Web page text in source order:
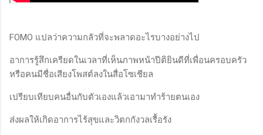
FOMO แปลว่าความกลัวที่จะพลาดอะไรบางอย่างไป
อาการรู้สึกเครียดในเวลาที่เห็นภาพหน้าปีติยินดีที่เพื่อนครอบครัว
หรือคนมีชื่อเสียงโพสต์ลงในสื่อโซเชียล
เปรียบเทียบคนอื่นกับตัวเองแล้วเอามาทำร้ายตนเอง
ส่งผลให้เกิดอาการไร้สุขและวิตกกังวลเรื้อรัง